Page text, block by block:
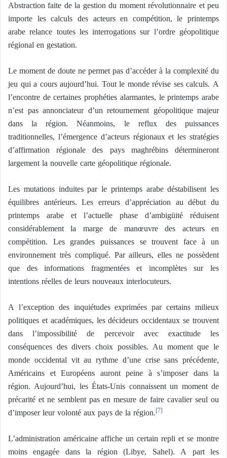
Abstraction faite de la gestion du moment révolutionnaire et peu
importe les calculs des acteurs en compétition, le printemps
arabe relance toutes les interrogations sur l’ordre géopolitique
régional en gestation.
Le moment de doute ne permet pas d’accéder à la complexité du
jeu qui a cours aujourd’hui. Tout le monde révise ses calculs. A
l’encontre de certaines prophéties alarmantes, le printemps arabe
n’est pas annonciateur d’un retournement géopolitique majeur
dans la région. Néanmoins, le reflux des puissances
traditionnelles, l’émergence d’acteurs régionaux et les stratégies
d’affirmation régionale des pays maghrébins détermineront
largement la nouvelle carte géopolitique régionale.
Les mutations induites par le printemps arabe déstabilisent les
équilibres antérieurs. Les erreurs d’appréciation au début du
printemps arabe et l’actuelle phase d’ambigüité réduisent
considérablement la marge de manœuvre des acteurs en
compétition. Les grandes puissances se trouvent face à un
environnement très compliqué. Par ailleurs, elles ne possèdent
que des informations fragmentées et incomplètes sur les
intentions réelles de leurs nouveaux interlocuteurs.
A l’exception des inquiétudes exprimées par certains milieux
politiques et académiques, les décideurs occidentaux se trouvent
dans l’impossibilité de percevoir avec exactitude les
conséquences des divers choix possibles. Au moment que le
monde occidental vit au rythme d’une crise sans précédente,
Américains et Européens auront peine à s’imposer dans la
région. Aujourd’hui, les États-Unis connaissent un moment de
précarité et ne semblent pas en mesure de faire cavalier seul ou
d’imposer leur volonté aux pays de la région.[7]
L’administration américaine affiche un certain repli et se montre
moins engagée dans la région (Libye, Sahel). A part les